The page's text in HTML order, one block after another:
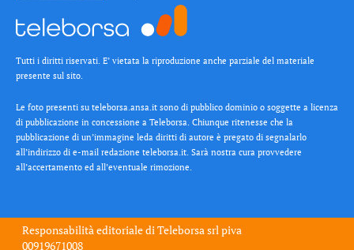
Tutti i diritti riservati. E’ vietata la riproduzione anche parziale del materiale
presente sul sito.
Le foto presenti su teleborsa.ansa.it sono di pubblico dominio o soggette a licenza
di pubblicazione in concessione a Teleborsa. Chiunque ritenesse che la
pubblicazione di un’immagine leda diritti di autore è pregato di segnalarlo
all’indirizzo di e-mail redazione teleborsa.it. Sarà nostra cura provvedere
all’accertamento ed all’eventuale rimozione.
Responsabilità editoriale diTeleborsa srl piva
00919671008